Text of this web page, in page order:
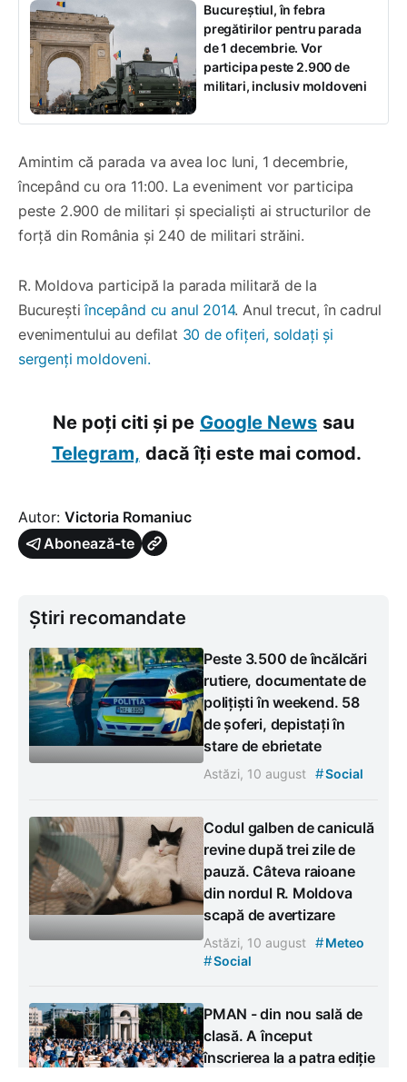
Bucureștiul, în febra
pregătirilor pentru parada
de 1 decembrie. Vor
participa peste 2.900 de
militari, inclusiv moldoveni
Amintim că parada va avea loc luni, 1 decembrie,
începând cu ora 11:00. La eveniment vor participa
peste 2.900 de militari și specialiști ai structurilor de
forță din România și 240 de militari străini.
R. Moldova participă la parada militară de la
Bucureștiîncepând cu anul 2014. Anul trecut, în cadrul
evenimentului au defilat 30 de ofițeri, soldați și
sergenți moldoveni.
Ne poți citi și pe Google News sau
Telegram, dacă îți este mai comod.
Autor: Victoria Romaniuc
Abonează-te
Știri recomandate
Peste 3.500 de încălcări
rutiere, documentate de
polițiști în weekend. 58
de șoferi, depistați în
stare de ebrietate
Astăzi, 10 august #Social
Codul galben de caniculă
revine după trei zile de
pauză. Câteva raioane
din nordul R. Moldova
scapă de avertizare
Astăzi, 10 august #Meteo
#Social
PMAN - din nou sală de
clasă. A început
înscrierea la a patra ediție